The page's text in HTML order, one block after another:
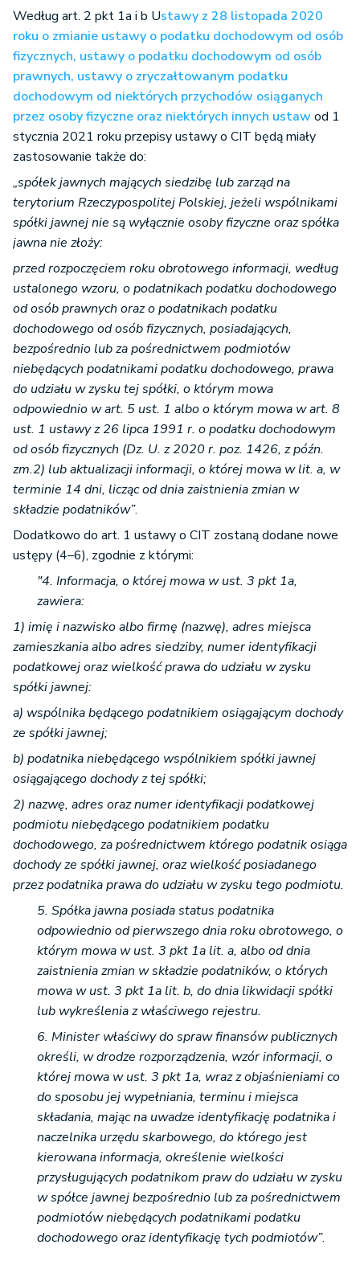
Według art. 2 pkt 1a i b Ustawy z 28 listopada 2020
roku o zmianie ustawy o podatku dochodowym od osób
fizycznych, ustawy o podatku dochodowym od osób
prawnych, ustawy o zryczałtowanym podatku
dochodowym od niektórych przychodów osiąganych
przez osoby fizyczne oraz niektórych innych ustaw od 1
stycznia 2021 roku przepisy ustawy o CIT będą miały
zastosowanie także do:
„spółek jawnych mających siedzibę lub zarząd na
terytorium Rzeczypospolitej Polskiej, jeżeli wspólnikami
spółki jawnej nie są wyłącznie osoby fizyczne oraz spółka
jawna nie złoży:
przed rozpoczęciem roku obrotowego informacji, według
ustalonego wzoru, o podatnikach podatku dochodowego
od osób prawnych oraz o podatnikach podatku
dochodowego od osób fizycznych, posiadających,
bezpośrednio lub za pośrednictwem podmiotów
niebędących podatnikami podatku dochodowego, prawa
do udziału w zysku tej spółki, o którym mowa
odpowiednio w art. 5 ust. 1 albo o którym mowa w art. 8
ust. 1 ustawy z 26 lipca 1991 r. o podatku dochodowym
od osób fizycznych (Dz. U. z 2020 r. poz. 1426, z późn.
zm.2) lub aktualizacji informacji, o której mowa w lit. a, w
terminie 14 dni, licząc od dnia zaistnienia zmian w
składzie podatników”.
Dodatkowo do art. 1 ustawy o CIT zostaną dodane nowe
ustępy (4–6), zgodnie z którymi:
"4. Informacja, o której mowa w ust. 3 pkt 1a,
zawiera:
1) imię i nazwisko albo firmę (nazwę), adres miejsca
zamieszkania albo adres siedziby, numer identyfikacji
podatkowej oraz wielkość prawa do udziału w zysku
spółki jawnej:
a) wspólnika będącego podatnikiem osiągającym dochody
ze spółki jawnej;
b) podatnika niebędącego wspólnikiem spółki jawnej
osiągającego dochody z tej spółki;
2) nazwę, adres oraz numer identyfikacji podatkowej
podmiotu niebędącego podatnikiem podatku
dochodowego, za pośrednictwem którego podatnik osiąga
dochody ze spółki jawnej, oraz wielkość posiadanego
przez podatnika prawa do udziału w zysku tego podmiotu.
5. Spółka jawna posiada status podatnika
odpowiednio od pierwszego dnia roku obrotowego, o
którym mowa w ust. 3 pkt 1a lit. a, albo od dnia
zaistnienia zmian w składzie podatników, o których
mowa w ust. 3 pkt 1a lit. b, do dnia likwidacji spółki
lub wykreślenia z właściwego rejestru.
6. Minister właściwy do spraw finansów publicznych
określi, w drodze rozporządzenia, wzór informacji, o
której mowa w ust. 3 pkt 1a, wraz z objaśnieniami co
do sposobu jej wypełniania, terminu i miejsca
składania, mając na uwadze identyfikację podatnika i
naczelnika urzędu skarbowego, do którego jest
kierowana informacja, określenie wielkości
przysługujących podatnikom praw do udziału w zysku
w spółce jawnej bezpośrednio lub za pośrednictwem
podmiotów niebędących podatnikami podatku
dochodowego oraz identyfikację tych podmiotów”.